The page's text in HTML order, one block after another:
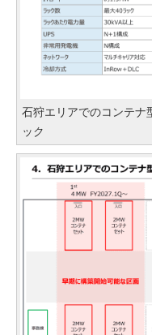
石狩エリアでのコンテナ
ック